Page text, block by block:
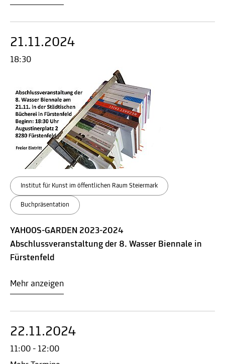
21.11.2024
18:30
Institut für Kunst im öffentlichen Raum Steiermark
Buchpräsentation
YAHOOS-GARDEN 2023-2024
Abschlussveranstaltung der 8. Wasser Biennale in
Fürstenfeld
Mehr anzeigen
22.11.2024
11:00 - 12:00